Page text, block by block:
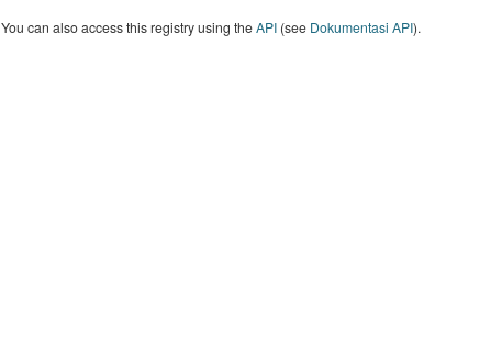
You can also access this registry using theAPI(see Dokumentasi API).